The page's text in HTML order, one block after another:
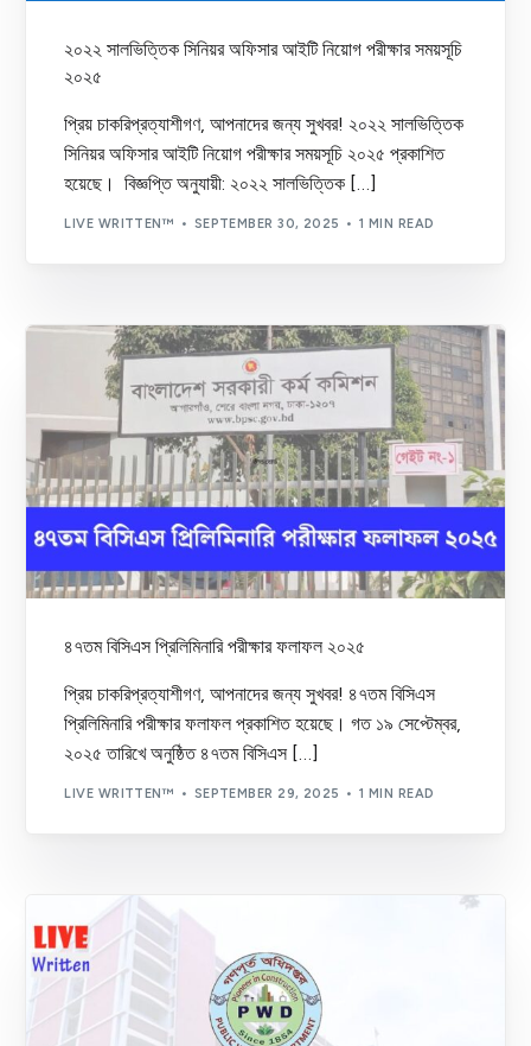
২০২২ সালভিত্তিক সিনিয়র অফিসার আইটি নিয়োগ পরীক্ষার সময়সূচি
২০২৫
প্রিয় চাকরিপ্রত্যাশীগণ, আপনাদের জন্য সুখবর! ২০২২ সালভিত্তিক
সিনিয়র অফিসার আইটি নিয়োগ পরীক্ষার সময়সূচি ২০২৫ প্রকাশিত
হয়েছে। বিজ্ঞপ্তি অনুযায়ী: ২০২২ সালভিত্তিক […]
LIVE WRITTEN™ SEPTEMBER 30, 2025 1 MIN READ
৪৭তম বিসিএস প্রিলিমিনারি পরীক্ষার ফলাফল ২০২৫
প্রিয় চাকরিপ্রত্যাশীগণ, আপনাদের জন্য সুখবর! ৪৭তম বিসিএস
প্রিলিমিনারি পরীক্ষার ফলাফল প্রকাশিত হয়েছে। গত ১৯ সেপ্টেম্বর,
২০২৫ তারিখে অনুষ্ঠিত ৪৭তম বিসিএস […]
LIVE WRITTEN™ SEPTEMBER 29, 2025 1 MIN READ